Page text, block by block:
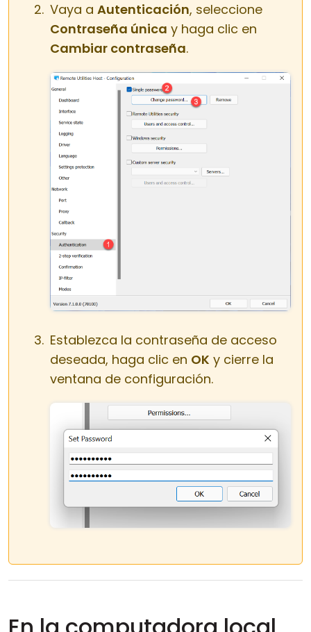
Vaya a Autenticación, seleccione
Contraseña única y haga clic en
Cambiar contraseña.
Establezca la contraseña de acceso
deseada, haga clic en OK y cierre la
ventana de configuración.